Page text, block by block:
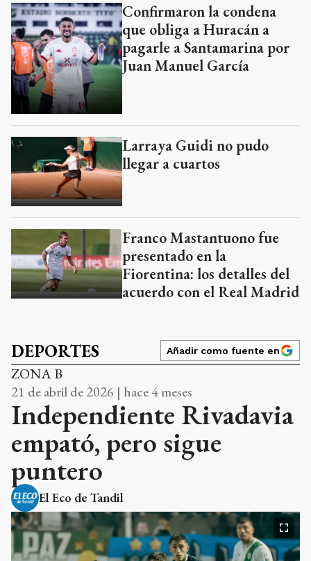
Confirmaron la condena
que obliga a Huracán a
pagarle a Santamarina por
Juan Manuel García
Larraya Guidi no pudo
llegar a cuartos
Franco Mastantuono fue
presentado en la
Fiorentina: los detalles del
acuerdo con el Real Madrid
DEPORTES Añadir como fuente en
ZONA B
21 de abril de 2026 | hace 4 meses
Independiente Rivadavia
empató, pero sigue
puntero
El Eco de Tandil